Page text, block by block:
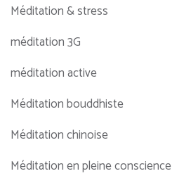
Méditation & stress
méditation 3G
méditation active
Méditation bouddhiste
Méditation chinoise
Méditation en pleine conscience